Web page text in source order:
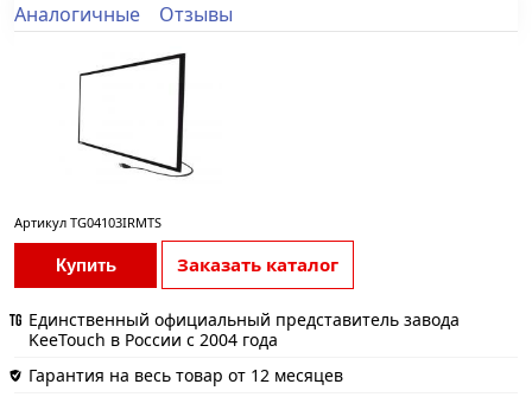
Аналогичные
Отзывы
Артикул TG04103IRMTS
Купить Заказать каталог
Единственный официальный представитель завода
KeeTouch в России с 2004 года
Гарантия на весь товар от 12 месяцев